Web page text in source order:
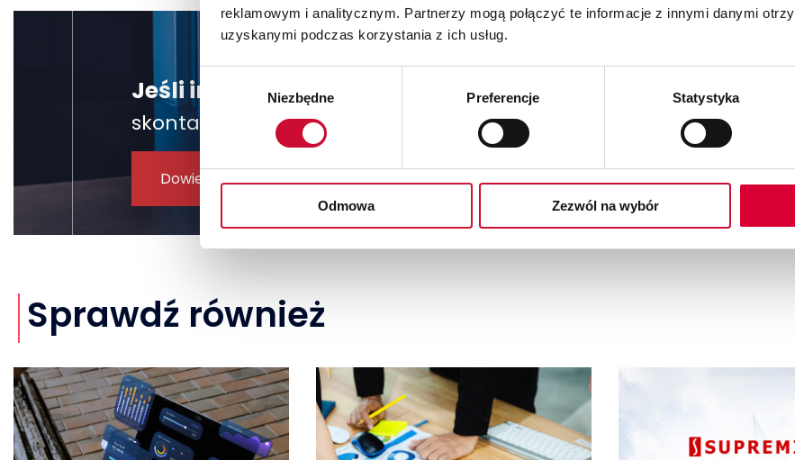
reklamowym i analitycznym. Partnerzy mogą połączyć te informacje z innymi danymi
uzyskanymi podczas korzystania z ich usług.
zgody
Niezbędne Preferencje Statystyka
Odmowa Zezwól na wybór
Jeśli interesuje Cię usprawnianie działania Twojego
skontaktuj się z nami, żeby uzyskać więcej informacji.
Dowiedz się więcej
Sprawdź również